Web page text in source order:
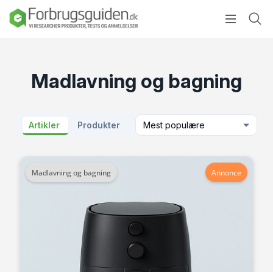
Madlavning og bagning
Artikler Produkter Mest populære
Madlavning og bagning Annonce